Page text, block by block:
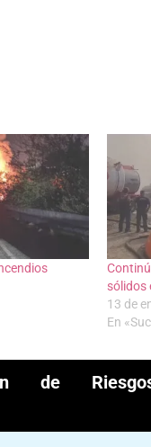
sólidos
13 de
En
de